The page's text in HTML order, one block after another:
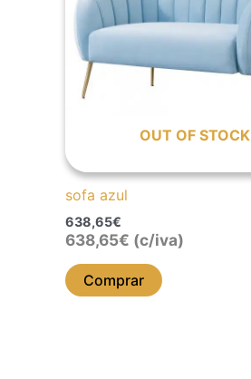
OUT OF STOCK
sofa azul
638,65€
638,65€ (c/iva)
Comprar